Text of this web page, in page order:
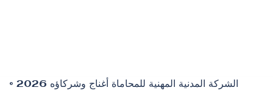
© 2026 الشركة المدنية المهنية للمحاماة أغناج وشركاؤه